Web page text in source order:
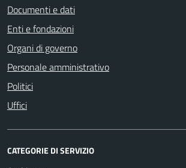
Documenti e dati
Enti e fondazioni
Organi di governo
Personale amministrativo
Politici
Uffici
CATEGORIE DI SERVIZIO